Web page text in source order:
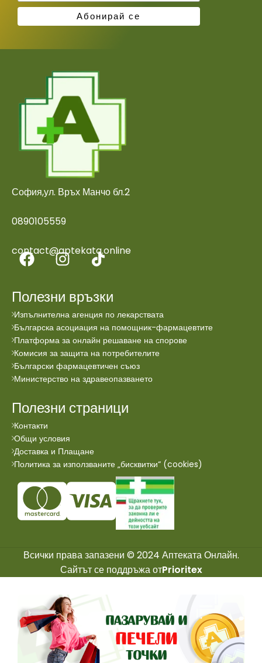
София,ул. Връх Манчо бл.2
0890105559
contact@aptekata.online
Полезни връзки
Изпълнителна агенция по лекарствата
Българска асоциация на помощник-фармацевтите
Платформа за онлайн решаване на спорове
Комисия за защита на потребителите
Български фармацевтичен съюз
Министерство на здравеопазването
Полезни страници
Контакти
Общи условия
Доставка и Плащане
Политика за използваните „бисквитки“ (cookies)
Всички права запазени © 2024 Аптеката Онлайн.
Сайтът се поддръжа отPrioritex